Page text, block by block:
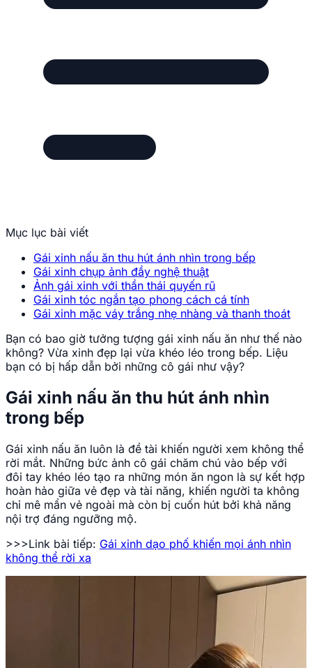
Mục lục bài viết
Gái xinh nấu ăn thu hút ánh nhìn trong bếp
Gái xinh chụp ảnh đầy nghệ thuật
Ảnh gái xinh với thần thái quyến rũ
Gái xinh tóc ngắn tạo phong cách cá tính
Gái xinh mặc váy trắng nhẹ nhàng và thanh thoát
Bạn có bao giờ tưởng tượng gái xinh nấu ăn như thế nào
không? Vừa xinh đẹp lại vừa khéo léo trong bếp. Liệu
bạn có bị hấp dẫn bởi những cô gái như vậy?
Gái xinh nấu ăn thu hút ánh nhìn
trong bếp
Gái xinh nấu ăn luôn là đề tài khiến người xem không thể
rời mắt. Những bức ảnh cô gái chăm chú vào bếp với
đôi tay khéo léo tạo ra những món ăn ngon là sự kết hợp
hoàn hảo giữa vẻ đẹp và tài năng, khiến người ta không
chỉ mê mẩn vẻ ngoài mà còn bị cuốn hút bởi khả năng
nội trợ đáng ngưỡng mộ.
>>>Link bài tiếp: Gái xinh dạo phố khiến mọi ánh nhìn
không thể rời xa